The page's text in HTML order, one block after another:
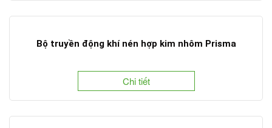
Bộ truyền động khí nén hợp kim nhôm Prisma
Chi tiết